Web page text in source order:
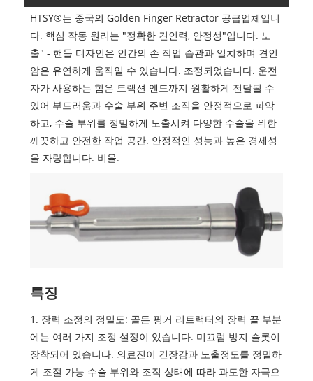
HTSY®는 중국의 Golden Finger Retractor 공급업체입니
다. 핵심 작동 원리는 "정확한 견인력, 안정성"입니다. 노
출" - 핸들 디자인은 인간의 손 작업 습관과 일치하며 견인
암은 유연하게 움직일 수 있습니다. 조정되었습니다. 운전
자가 사용하는 힘은 트랙션 엔드까지 원활하게 전달될 수
있어 부드러움과 수술 부위 주변 조직을 안정적으로 파악
하고, 수술 부위를 정밀하게 노출시켜 다양한 수술을 위한
깨끗하고 안전한 작업 공간. 안정적인 성능과 높은 경제성
을 자랑합니다. 비율.
특징
1. 장력 조정의 정밀도: 골든 핑거 리트랙터의 장력 끝 부분
에는 여러 가지 조정 설정이 있습니다. 미끄럼 방지 슬롯이
장착되어 있습니다. 의료진이 긴장감과 노출정도를 정밀하
게 조절 가능 수술 부위와 조직 상태에 따라 과도한 자극으